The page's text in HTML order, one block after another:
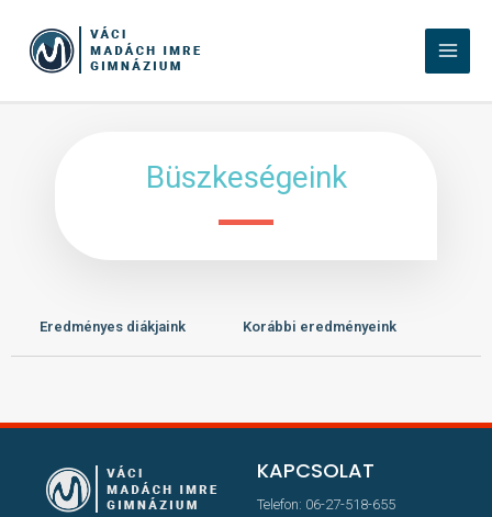
Büszkeségeink
Eredményes diákjaink Korábbi eredményeink
KAPCSOLAT
Telefon: 06-27-518-655